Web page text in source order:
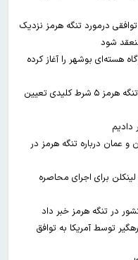
درمورد تنگه هرمز نزدیک
شود
هسته‌ای بوشهر را آغاز کرده
وال‌استریت ژورنال: تهران برای بازگشایی تنگه هرمز ۵ شرط کلیدی تعیین
دادیم
عمان درباره تنگه هرمز در
برای اجرای محاصره
در تنگه هرمز خبر داد
توسط آمریکا به توافق